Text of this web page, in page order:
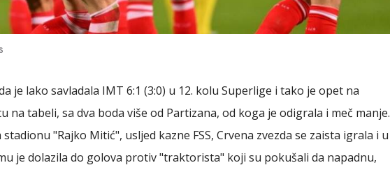
je lako savladala IMT 6:1 (3:0) u 12. kolu Superlige i tako je opet na
na tabeli, sa dva boda više od Partizana, od koga je odigrala i meč manje.
"Rajko Mitić", usljed kazne FSS, Crvena zvezda se zaista igrala i u
je dolazila do golova protiv "traktorista" koji su pokušali da napadnu,